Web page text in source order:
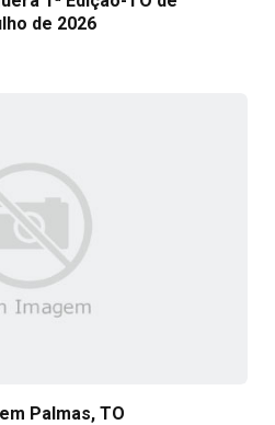
de 2026
Palmas, TO